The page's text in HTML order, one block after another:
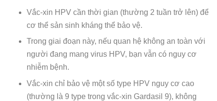
Vắc-xin HPV cần thời gian (thường 2 tuần trở lên) để
cơ thể sản sinh kháng thể bảo vệ.
Trong giai đoạn này, nếu quan hệ không an toàn với
người đang mang virus HPV, bạn vẫn có nguy cơ
nhiễm bệnh.
Vắc-xin chỉ bảo vệ một số type HPV nguy cơ cao
(thường là 9 type trong vắc-xin Gardasil 9), không